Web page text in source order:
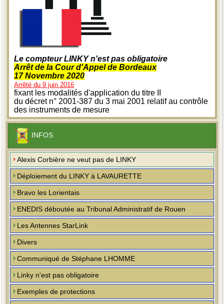
Le compteur LINKY n'est pas obligatoire
Arrêt de la Cour d'Appel de Bordeaux
17 Novembre 2020
Arrêté du 9 juin 2016
fixant les modalités d'application du titre II
du décret n° 2001-387 du 3 mai 2001 relatif au contrôle
des instruments de mesure
INFOS
Alexis Corbière ne veut pas de LINKY
Déploiement du LINKY à LAVAURETTE
Bravo les Lorientais
ENEDIS déboutée au Tribunal Administratif de Rouen
Les Antennes StarLink
Divers
Communiqué de Stéphane LHOMME
Linky n'est pas obligatoire
Exemples de protections